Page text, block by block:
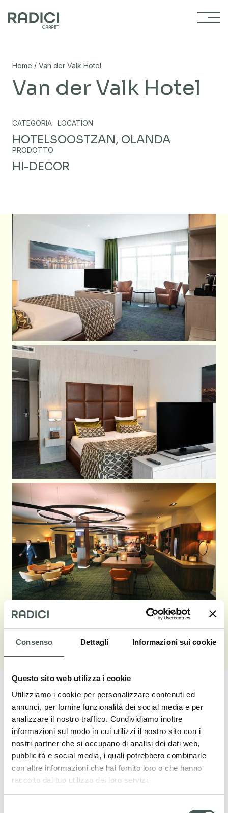
Consenso Dettagli Informazioni sui cookie
Questo sito web utilizza i cookie
Utilizziamo i cookie per personalizzare contenuti ed
annunci, per fornire funzionalità dei social media e per
analizzare il nostro traffico. Condividiamo inoltre
informazioni sul modo in cui utilizzi il nostro sito con i
nostri partner che si occupano di analisi dei dati web,
pubblicità e social media, i quali potrebbero combinarle
con altre informazioni che hai fornito loro o che hanno
raccolto dal tuo utilizzo dei loro servizi.
Home / Van der Valk Hotel
Van der Valk Hotel
CATEGORIA
HOTELS
LOCATION
OOSTZAN, OLANDA
PRODOTTO
HI-DECOR
Vedi galleria
I nostri prodotti
Scopri le nostre pavimentazioni tessili per il
settore Contract e Residenziale, e arreda i
tuoi interni con stile ed eleganza.